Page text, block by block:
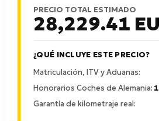
PRECIO TOTAL ESTIMADO
28,229.41
¿QUÉ INCLUYE ESTE PRECIO?
Matriculación, ITV y Aduanas:
Honorarios Coches de Alemania:
Garantía de kilometraje real: